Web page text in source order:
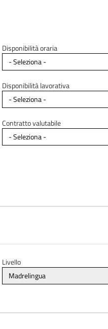
Disponibilità oraria
Disponibilità lavorativa
Contratto valutabile
Livello